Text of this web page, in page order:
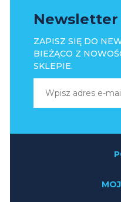
Newsletter
ZAPISZ SIĘ DO
BIEŻĄCO Z
SKLEPIE.